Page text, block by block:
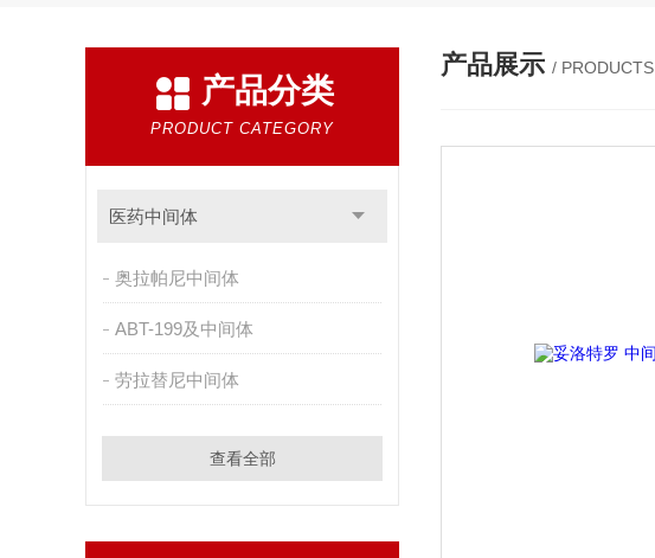
产品分类
PRODUCT CATEGORY
医药中间体
奥拉帕尼中间体
ABT-199及中间体
劳拉替尼中间体
查看全部
产品展示 / PRODUCTS